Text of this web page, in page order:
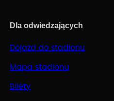
Dla odwiedzających
Dojazd do stadionu
Mapa stadionu
Bilety